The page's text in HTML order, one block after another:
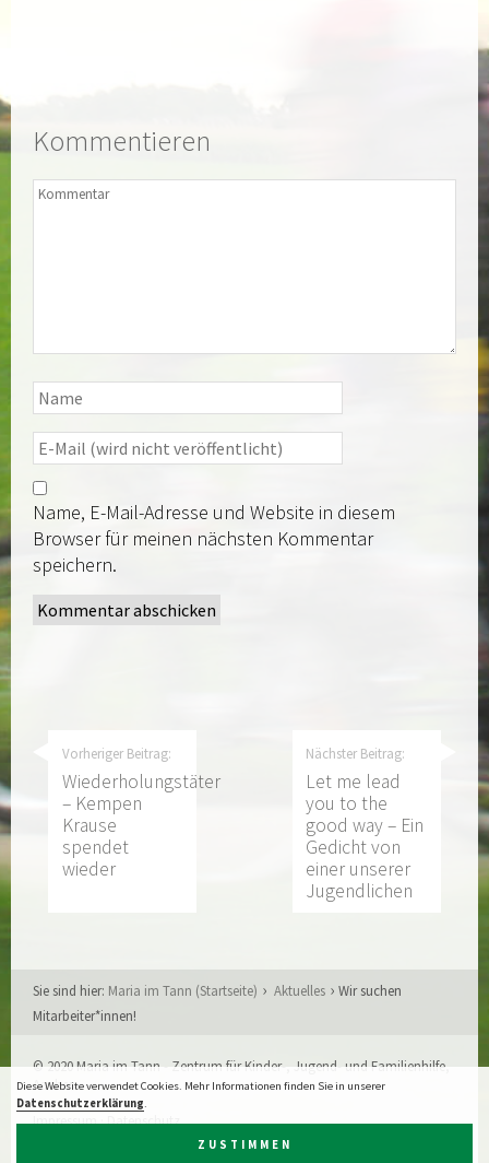
Diese Website verwendet Cookies. Mehr Informationen finden Sie in unserer
Datenschutzerklärung.
ZUSTIMMEN
Kommentieren
Name, E-Mail-Adresse und Website in diesem
Browser für meinen nächsten Kommentar
speichern.
Vorheriger Beitrag:
Wiederholungstäter
– Kempen
Krause
spendet
wieder
Nächster Beitrag:
Let me lead
you to the
good way – Ein
Gedicht von
einer unserer
Jugendlichen
Sie sind hier: Maria im Tann (Startseite) Aktuelles
Wir suchen
Mitarbeiter*innen!
© 2020 Maria im Tann - Zentrum für Kinder-, Jugend- und Familienhilfe,
Aachen
Impressum·Datenschutz
XIQIT GmbH, Aachen